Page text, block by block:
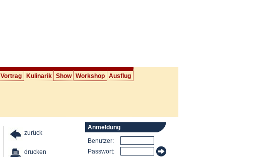
Vortrag Kulinarik Show Workshop Ausflug
zurück
drucken
Anmeldung
Benutzer:
Passwort: